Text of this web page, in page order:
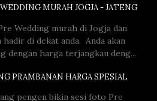
WEDDING MURAH JOGJA - JATENG
Wedding murah di Jogja dan
hadir di dekat anda. Anda akan
dengan harga terjangkau deng...
PRAMBANAN HARGA SPESIAL
pengen bikin sesi foto Pre